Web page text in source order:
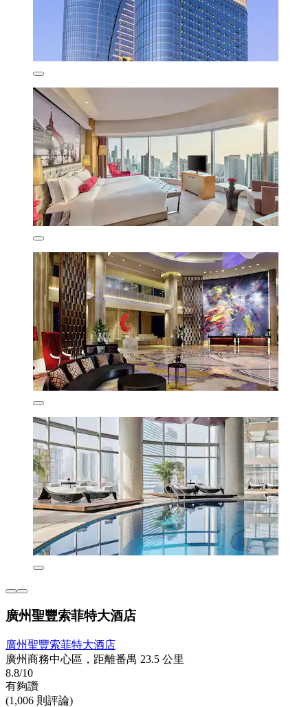
廣州聖豐索菲特大酒店
廣州聖豐索菲特大酒店
廣州商務中心區，距離番禺 23.5 公里
8.8/10
有夠讚
(1,006 則評論)